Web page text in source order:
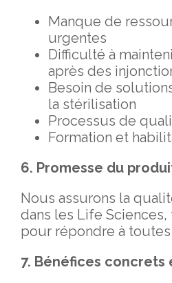
Manque de
urgentes
Difficulté à
après des
Besoin de
la stérilisation
Processus de
Formation et
6. Promesse du
Nous assurons la
dans les Life
pour répondre à
7. Bénéfices